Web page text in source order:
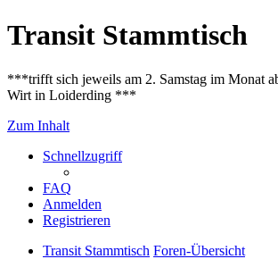
Transit Stammtisch
***trifft sich jeweils am 2. Samstag im Monat
Wirt in Loiderding ***
Zum Inhalt
Schnellzugriff
FAQ
Anmelden
Registrieren
Transit Stammtisch Foren-Übersicht